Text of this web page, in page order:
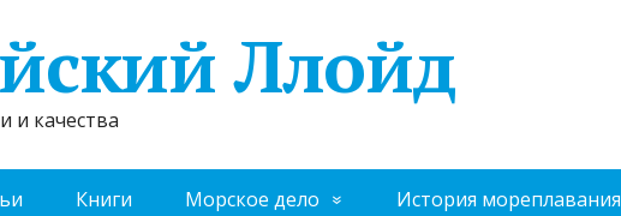
Ллойд
и качества
Книги Морское дело История мореплавания